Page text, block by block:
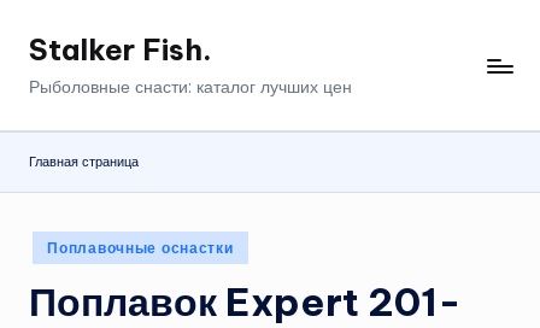
Перейти
Stalker Fish.
Рыболовные снасти: каталог лучших цен
Главная страница
Опубликовано
в
Поплавочные оснастки
Поплавок Expert 201-